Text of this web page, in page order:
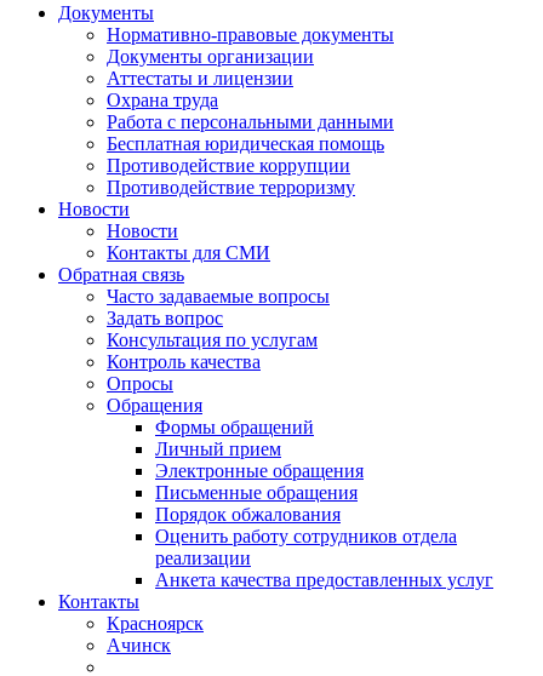
Документы
Нормативно-правовые документы
Документы организации
Аттестаты и лицензии
Охрана труда
Работа с персональными данными
Бесплатная юридическая помощь
Противодействие коррупции
Противодействие терроризму
Новости
Новости
Контакты для СМИ
Обратная связь
Часто задаваемые вопросы
Задать вопрос
Консультация по услугам
Контроль качества
Опросы
Обращения
Формы обращений
Личный прием
Электронные обращения
Письменные обращения
Порядок обжалования
Оценить работу сотрудников отдела
реализации
Анкета качества предоставленных услуг
Контакты
Красноярск
Ачинск